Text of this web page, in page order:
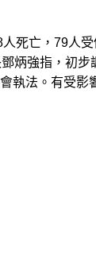
死亡，79人
炳強指，初
執法。有受影